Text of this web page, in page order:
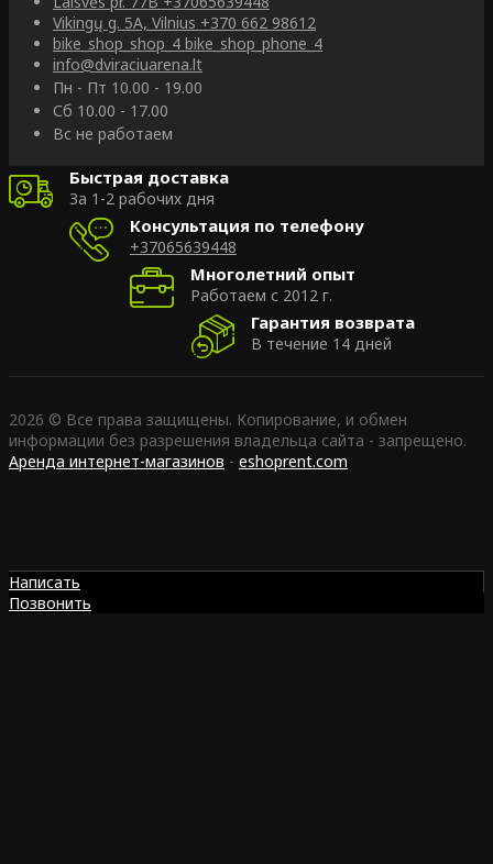
Vikingų g. 5A, Vilnius +370 662 98612
bike_shop_shop_4 bike_shop_phone_4
info@dviraciuarena.lt
Пн - Пт 10.00 - 19.00
Сб 10.00 - 17.00
Вс не работаем
Быстрая доставка
За 1-2 рабочих дня
Консультация по телефону
+37065639448
Многолетний опыт
Работаем с 2012 г.
Гарантия возврата
В течение 14 дней
2026 © Все права защищены. Копирование, и обмен
информации без разрешения владельца сайта - запрещено.
Аренда интернет-магазинов - eshoprent.com
Написать
Позвонить